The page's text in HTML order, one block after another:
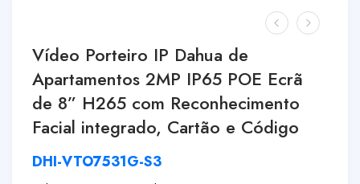
Vídeo Porteiro IP Dahua de
Apartamentos 2MP IP65 POE Ecrã
de 8” H265 com Reconhecimento
Facial integrado, Cartão e Código
DHI-VTO7531G-S3